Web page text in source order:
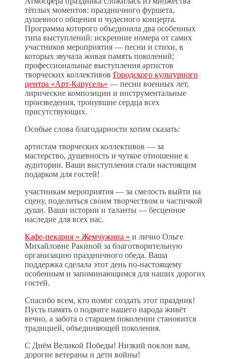
тёплых моментов: праздничного фуршета,
душевного общения и чудесного концерта.
Программа которого объединила два особенных
типа выступлений: искренние номера от самих
участников мероприятия — песни и стихи, в
которых звучала живая память поколений;
профессиональные выступления артистов
творческих коллективов Городского культурного
центра «Арт-Карусель» — песни военных лет,
лирические композиции и инструментальные
произведения, тронувшие сердца всех
присутствующих.
Особые слова благодарности хотим сказать:
артистам творческих коллективов — за
мастерство, душевность и чуткое отношение к
аудитории. Ваши выступления стали настоящим
подарком для гостей!
участникам мероприятия — за смелость выйти на
сцену, поделиться своим творчеством и частичкой
души. Ваши истории и таланты — бесценное
наследие для всех нас.
Кафе-пекарня « Жемчужина « и лично Ольге
Михайловне Ракиной за благотворительную
организацию праздничного обеда. Ваша
поддержка сделала этот день по‑настоящему
особенным и запоминающимся для наших дорогих
гостей.
Спасибо всем, кто помог создать этот праздник!
Пусть память о подвиге нашего народа живёт
вечно, а забота о старшем поколении становится
традицией, объединяющей поколения.
С Днём Великой Победы! Низкий поклон вам,
дорогие ветераны и дети войны!